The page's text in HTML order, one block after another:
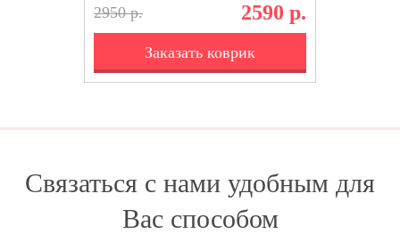
2590 р.
2950 р.
Заказать коврик
Связаться с нами удобным для
Вас способом